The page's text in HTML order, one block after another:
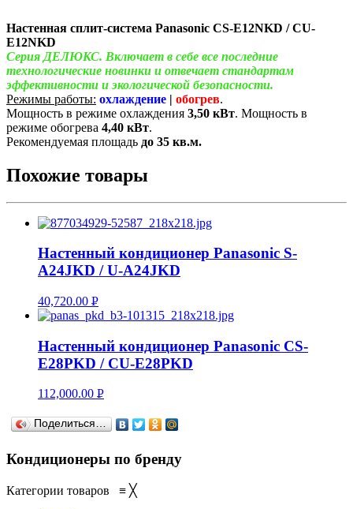
Настенная сплит-система Panasonic CS-E12NKD / CU-
E12NKD
Серия ДЕЛЮКС. Включает в себе все последние
технологические новинки и отвечает стандартам
эффективности и экологической безопасности.
Режимы работы: охлаждение | обогрев.
Мощность в режиме охлаждения 3,50 кВт. Мощность в
режиме обогрева 4,40 кВт.
Рекомендуемая площадь до 35 кв.м.
Похожие товары
Настенный кондиционер Panasonic S-
A24JKD / U-A24JKD
40,720.00 Р
УБ.
Настенный кондиционер Panasonic CS-
E28PKD / CU-E28PKD
112,000.00 Р
Поделиться…
Кондиционеры по бренду
Категории товаров ≡ ╳